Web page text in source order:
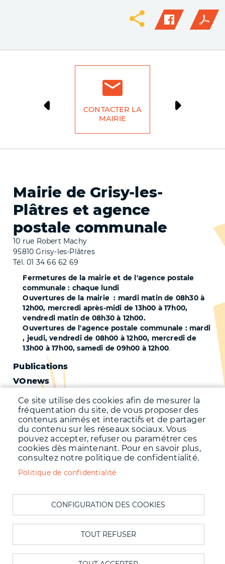
CONTACTER LA
MAIRIE
Mairie de Grisy-les-
Plâtres et agence
postale communale
10 rue Robert Machy
95810 Grisy-les-Plâtres
Tél. 01 34 66 62 69
Fermetures de la mairie et de l'agence postale
communale : chaque lundi
Ouvertures de la mairie : mardi matin de 08h30 à
12h00, mercredi après-midi de 13h00 à 17h00,
vendredi matin de 08h30 à 12h00.
Ouvertures de l'agence postale communale : mardi
, jeudi, vendredi de 08h00 à 12h00, mercredi de
13h00 à 17h00, samedi de 09h00 à 12h00.
Pied
de
page
-
Second
Publications
VOnews
Trafic
Qualité de l'air
Qualité de l'eau
Météo
Menu
Pied
de
page
Accueil
Mentions légales
Accessibilité : Non conforme
Ce site utilise des cookies afin de mesurer la
fréquentation du site, de vous proposer des
contenus animés et interactifs et de partager
du contenu sur les réseaux sociaux. Vous
pouvez accepter, refuser ou paramétrer ces
cookies dès maintenant. Pour en savoir plus,
consultez notre politique de confidentialité.
Politique de confidentialité
CONFIGURATION DES COOKIES
TOUT REFUSER